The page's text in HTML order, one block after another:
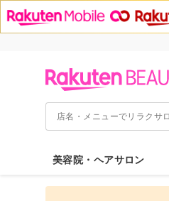
美容院・ヘアサロン